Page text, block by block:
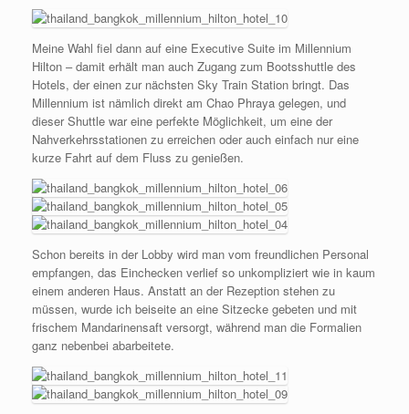
Meine Wahl fiel dann auf eine Executive Suite im Millennium
Hilton – damit erhält man auch Zugang zum Bootsshuttle des
Hotels, der einen zur nächsten Sky Train Station bringt. Das
Millennium ist nämlich direkt am Chao Phraya gelegen, und
dieser Shuttle war eine perfekte Möglichkeit, um eine der
Nahverkehrsstationen zu erreichen oder auch einfach nur eine
kurze Fahrt auf dem Fluss zu genießen.
Schon bereits in der Lobby wird man vom freundlichen Personal
empfangen, das Einchecken verlief so unkompliziert wie in kaum
einem anderen Haus. Anstatt an der Rezeption stehen zu
müssen, wurde ich beiseite an eine Sitzecke gebeten und mit
frischem Mandarinensaft versorgt, während man die Formalien
ganz nebenbei abarbeitete.